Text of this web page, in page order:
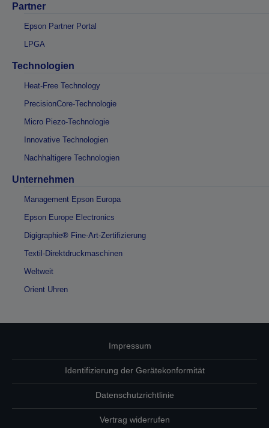
Partner
Epson Partner Portal
LPGA
Technologien
Heat-Free Technology
PrecisionCore-Technologie
Micro Piezo-Technologie
Innovative Technologien
Nachhaltigere Technologien
Unternehmen
Management Epson Europa
Epson Europe Electronics
Digigraphie® Fine-Art-Zertifizierung
Textil-Direktdruckmaschinen
Weltweit
Orient Uhren
Impressum
Identifizierung der Gerätekonformität
Datenschutzrichtlinie
Vertrag widerrufen